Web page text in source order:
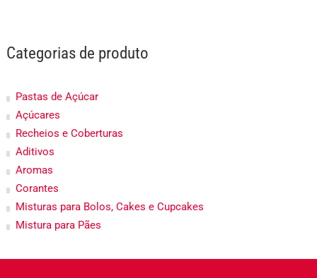
Categorias de produto
Pastas de Açúcar
Açúcares
Recheios e Coberturas
Aditivos
Aromas
Corantes
Misturas para Bolos, Cakes e Cupcakes
Mistura para Pães